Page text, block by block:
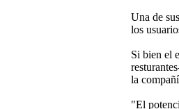
Una de
los
Si bien el
la
"El